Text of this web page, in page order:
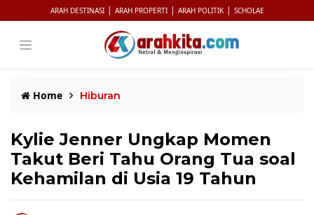
ARAH DESTINASI | ARAH PROPERTI | ARAH POLITIK | SCHOLAE
Home Hiburan
Kylie Jenner Ungkap Momen
Takut Beri Tahu Orang Tua soal
Kehamilan di Usia 19 Tahun